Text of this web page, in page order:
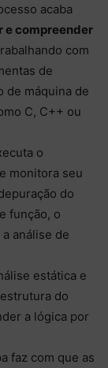
acaba
e compreender
com
de
de máquina de
C, C++ ou
o
monitora seu
do
função, o
análise de
estática e
do
a lógica por
faz com que as